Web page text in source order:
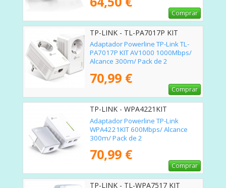
Comprar
TP-LINK - TL-PA7017P KIT
Adaptador Powerline TP-Link TL-
PA7017P KIT AV1000 1000Mbps/
Alcance 300m/ Pack de 2
70,99 €
Comprar
TP-LINK - WPA4221KIT
Adaptador Powerline TP-Link
WPA4221KIT 600Mbps/ Alcance
300m/ Pack de 2
70,99 €
Comprar
TP-LINK - TL-WPA7517 KIT